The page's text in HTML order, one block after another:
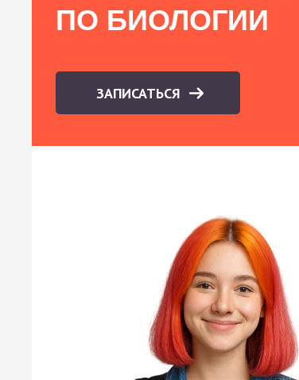
ПО БИОЛОГИИ
ЗАПИСАТЬСЯ